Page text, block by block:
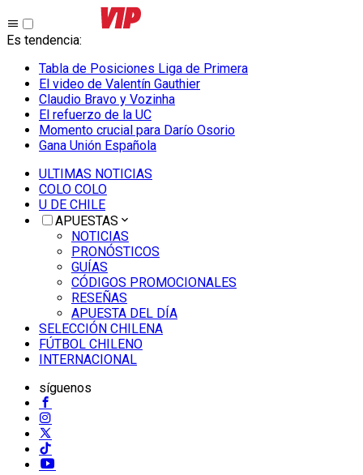
Es tendencia:
Tabla de Posiciones Liga de Primera
El video de Valentín Gauthier
Claudio Bravo y Vozinha
El refuerzo de la UC
Momento crucial para Darío Osorio
Gana Unión Española
ULTIMAS NOTICIAS
COLO COLO
U DE CHILE
APUESTAS
NOTICIAS
PRONÓSTICOS
GUÍAS
CÓDIGOS PROMOCIONALES
RESEÑAS
APUESTA DEL DÍA
SELECCIÓN CHILENA
FÚTBOL CHILENO
INTERNACIONAL
síguenos